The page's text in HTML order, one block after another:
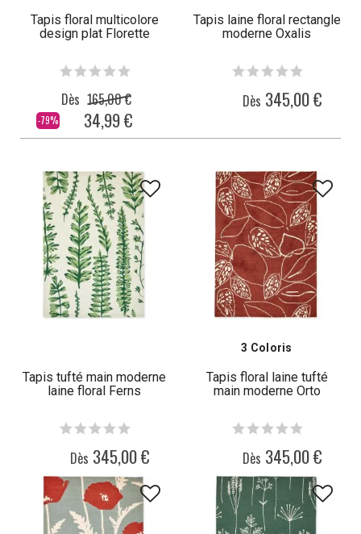
Tapis floral multicolore
design plat Florette
-79%
Dès 165,00 €
34,99 €
Tapis laine floral rectangle
moderne Oxalis
Dès 345,00 €
Tapis tufté main moderne
laine floral Ferns
Dès 345,00 €
3 Coloris
Tapis floral laine tufté
main moderne Orto
Dès 345,00 €